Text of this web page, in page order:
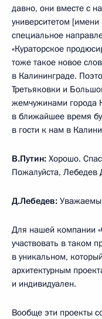
давно, они вместе с
университетом
специальное
«Кураторское
тоже такое новое
в Калининграде.
Третьяковки и
жемчужинами города
в ближайшее время
в гости к нам в
В.Путин: Хорошо.
Пожалуйста, Лебедев
Д.Лебедев:
Для нашей компании
участвовать в таком
в уникальном,
архитектурным
и индивидуален.
Вообще эти проекты